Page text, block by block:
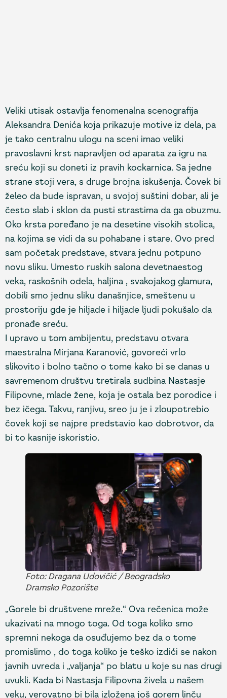
Veliki utisak ostavlja fenomenalna scenografija
Aleksandra Denića koja prikazuje motive iz dela, pa
je tako centralnu ulogu na sceni imao veliki
pravoslavni krst napravljen od aparata za igru na
sreću koji su doneti iz pravih kockarnica. Sa jedne
strane stoji vera, s druge brojna iskušenja. Čovek bi
želeo da bude ispravan, u svojoj suštini dobar, ali je
često slab i sklon da pusti strastima da ga obuzmu.
Oko krsta poređano je na desetine visokih stolica,
na kojima se vidi da su pohabane i stare. Ovo pred
sam početak predstave, stvara jednu potpuno
novu sliku. Umesto ruskih salona devetnaestog
veka, raskošnih odela, haljina , svakojakog glamura,
dobili smo jednu sliku današnjice, smeštenu u
prostoriju gde je hiljade i hiljade ljudi pokušalo da
pronađe sreću.
I upravo u tom ambijentu, predstavu otvara
maestralna Mirjana Karanović, govoreći vrlo
slikovito i bolno tačno o tome kako bi se danas u
savremenom društvu tretirala sudbina Nastasje
Filipovne, mlade žene, koja je ostala bez porodice i
bez ičega. Takvu, ranjivu, sreo ju je i zloupotrebio
čovek koji se najpre predstavio kao dobrotvor, da
bi to kasnije iskoristio.
Foto: Dragana Udovičić / Beogradsko
Dramsko Pozorište
„Gorele bi društvene mreže.“ Ova rečenica može
ukazivati na mnogo toga. Od toga koliko smo
spremni nekoga da osuđujemo bez da o tome
promislimo , do toga koliko je teško izdići se nakon
javnih uvreda i „valjanja“ po blatu u koje su nas drugi
uvukli. Kada bi Nastasja Filipovna živela u našem
veku, verovatno bi bila izložena još gorem linču